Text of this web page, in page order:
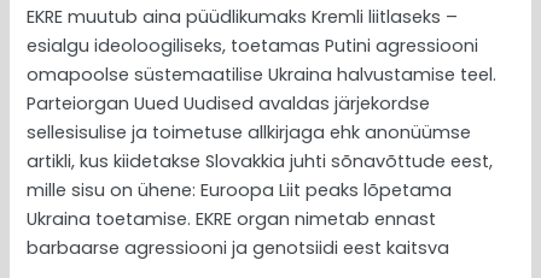
EKRE muutub aina püüdlikumaks Kremli liitlaseks –
esialgu ideoloogiliseks, toetamas Putini agressiooni
omapoolse süstemaatilise Ukraina halvustamise teel.
Parteiorgan Uued Uudised avaldas järjekordse
sellesisulise ja toimetuse allkirjaga ehk anonüümse
artikli, kus kiidetakse Slovakkia juhti sõnavõttude eest,
mille sisu on ühene: Euroopa Liit peaks lõpetama
Ukraina toetamise. EKRE organ nimetab ennast
barbaarse agressiooni ja genotsiidi eest kaitsva